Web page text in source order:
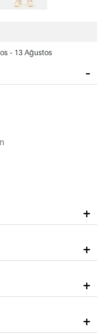
- 13 Ağustos